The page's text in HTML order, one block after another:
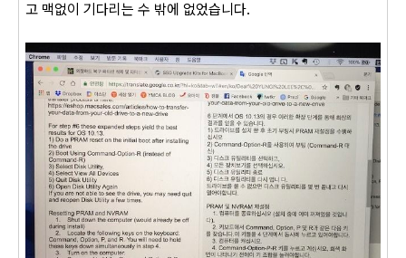
고 맥없이 기다리는 수 밖에 없었습니다.